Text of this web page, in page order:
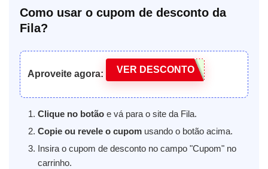
Como usar o cupom de desconto da
Fila?
Aproveite agora: VER DESCONTO
Clique no botão e vá para o site da Fila.
Copie ou revele o cupom usando o botão acima.
Insira o cupom de desconto no campo "Cupom" no
carrinho.